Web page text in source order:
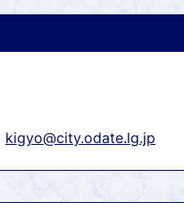
kigyo@city.odate.lg.jp